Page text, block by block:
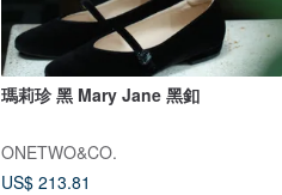
瑪莉珍 黑 Mary Jane 黑釦
ONETWO&CO.
US$ 213.81